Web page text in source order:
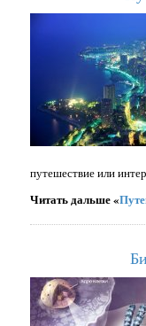
путешествие или
Читать дальше «